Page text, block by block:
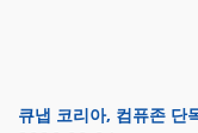
큐냅 코리아, 컴퓨존 단